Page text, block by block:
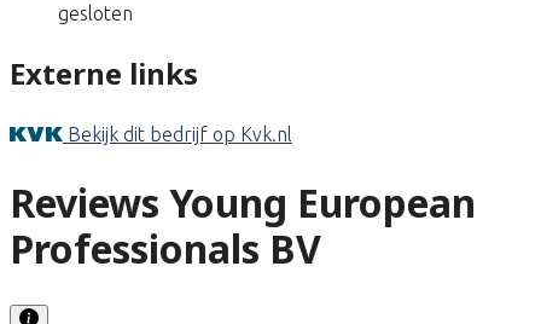
gesloten
Externe links
Bekijk dit bedrijf op Kvk.nl
Reviews Young European
Professionals BV